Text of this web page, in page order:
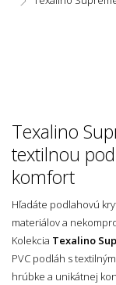
Texalino
textilnou
komfort
Hľadáte podlahovú
materiálov a
Kolekcia Texalino
PVC podláh s
hrúbke a unikátnej